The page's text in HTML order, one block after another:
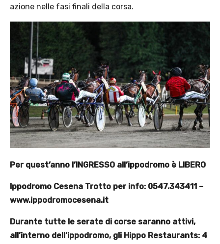
azione nelle fasi finali della corsa.
Per quest’anno l’INGRESSO all’ippodromo è LIBERO
Ippodromo Cesena Trotto per info: 0547.343411 –
www.ippodromocesena.it
Durante tutte le serate di corse saranno attivi,
all’interno dell’ippodromo, gli Hippo Restaurants: 4